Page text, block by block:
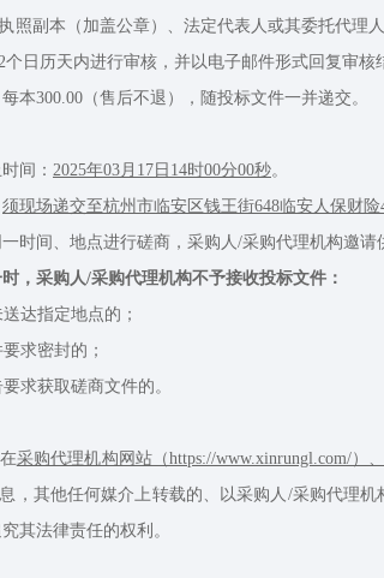
照副本（加盖公章）、法定代表人或其委托代理
日历天内进行审核，并以电子邮件形式回复审核
300.00（售后不退），随投标文件一并递交。
间： 2025年03月17日14时00分00秒。
须现场递交至杭州市临安区钱王街648临安人保财险
间、地点进行磋商，采购人/采购代理机构邀请
，采购人/采购代理机构不予接收投标文件：
达指定地点的；
求密封的；
获取磋商文件的。
采购代理机构网站（https://www.xinrungl.com/）
，其他任何媒介上转载的、以采购人/采购代理
其法律责任的权利。